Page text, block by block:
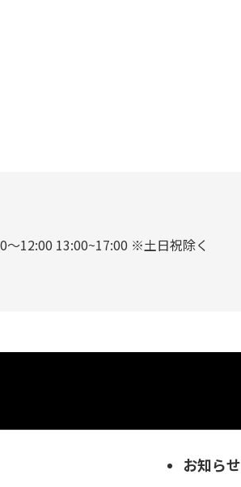
～12:00 13:00~17:00 ※土日祝除く
お知らせ